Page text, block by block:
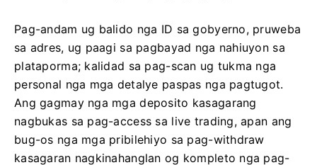
Pag-andam ug balido nga ID sa gobyerno, pruweba
sa adres, ug paagi sa pagbayad nga nahiuyon sa
plataporma; kalidad sa pag-scan ug tukma nga
personal nga mga detalye paspas nga pagtugot.
Ang gagmay nga mga deposito kasagarang
nagbukas sa pag-access sa live trading, apan ang
bug-os nga mga pribilehiyo sa pag-withdraw
kasagaran nagkinahanglan og kompleto nga pag-